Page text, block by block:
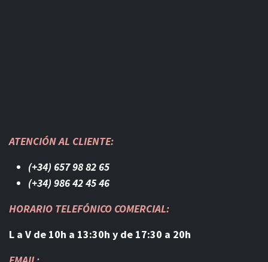
ATENCIÓN AL CLIENTE:
(+34) 657 98 82 65
(+34) 986 42 45 46​
HORARIO TELEFÓNICO COMERCIAL:
L a V de 10h a 13:30h y de 17:30 a 20h